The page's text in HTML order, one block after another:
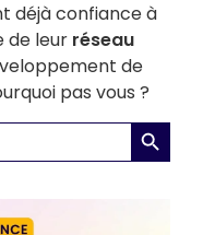
déjà confiance à
de leur réseau
de
pas vous ?
Search